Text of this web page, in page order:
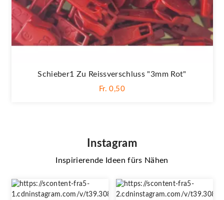
Schieber1 Zu Reissverschluss "3mm Rot"
Fr. 0,50
Instagram
Inspirierende Ideen fürs Nähen